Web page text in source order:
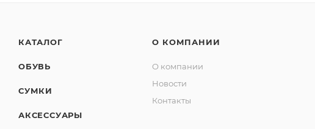
КАТАЛОГ
ОБУВЬ
СУМКИ
АКСЕССУАРЫ
О КОМПАНИИ
О компании
Новости
Контакты